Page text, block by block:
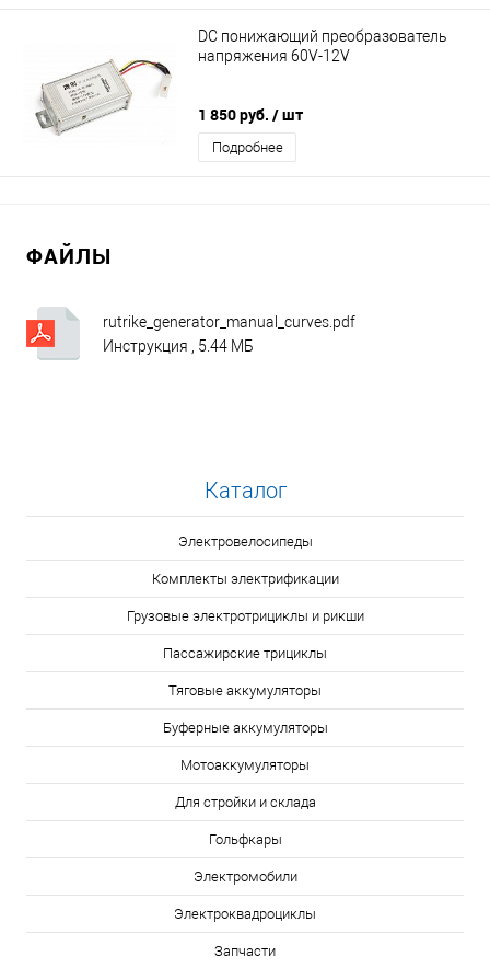
DC понижающий преобразователь
напряжения 60V-12V
1 850 руб. / шт
Подробнее
ФАЙЛЫ
rutrike_generator_manual_curves.pdf
Инструкция , 5.44 МБ
Каталог
Электровелосипеды
Комплекты электрификации
Грузовые электротрициклы и рикши
Пассажирские трициклы
Тяговые аккумуляторы
Буферные аккумуляторы
Мотоаккумуляторы
Для стройки и склада
Гольфкары
Электромобили
Электроквадроциклы
Запчасти